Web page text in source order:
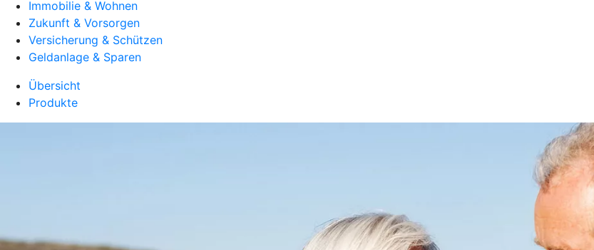
Immobilie & Wohnen
Zukunft & Vorsorgen
Versicherung & Schützen
Geldanlage & Sparen
Übersicht
Produkte